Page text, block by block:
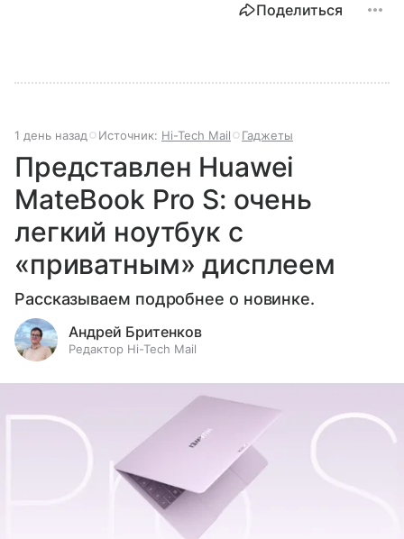
Поделиться
1 день назад Источник: Hi-Tech Mail Гаджеты
Представлен Huawei
MateBook Pro S: очень
легкий ноутбук с
«приватным» дисплеем
Рассказываем подробнее о новинке.
Андрей Бритенков
Редактор Hi-Tech Mail